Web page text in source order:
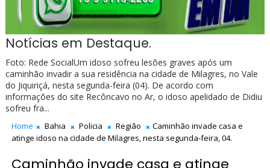
Notícias em Destaque.
Foto: Rede SocialUm idoso sofreu lesões graves após um
caminhão invadir a sua residência na cidade de Milagres, no Vale
do Jiquiriçá, nesta segunda-feira (04). De acordo com
informações do site Recôncavo no Ar, o idoso apelidado de Didiu
sofreu fra...
Home Bahia Policia Região
Caminhão invade casa e
atinge idoso na cidade de Milagres, nesta segunda-feira, 04.
Caminhão invade casa e atinge